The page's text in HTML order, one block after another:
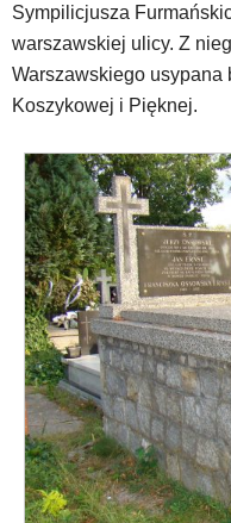
Sympilicjusza
warszawskiej ulicy. Z
Warszawskiego usypana
Koszykowej i Pięknej.